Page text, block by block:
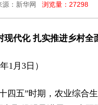
源：新华网 浏览量：27298
代化 扎实推进乡村全
1月3日）
四五”时期，农业综合